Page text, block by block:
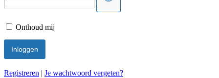
Onthoud mij
Registreren | Je wachtwoord vergeten?